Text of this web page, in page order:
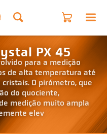
PX 45
para a medição
de alta temperatura até
O pirómetro, que
do quociente,
medição muito ampla
elev